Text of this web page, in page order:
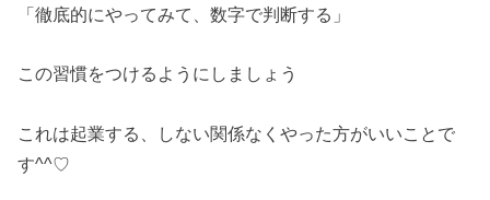
「徹底的にやってみて、数字で判断する」
この習慣をつけるようにしましょう
これは起業する、しない関係なくやった方がいいことで
す^^♡